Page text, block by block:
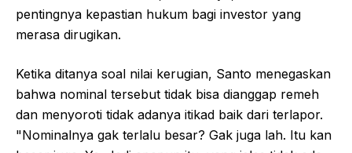
pentingnya kepastian hukum bagi investor yang
merasa dirugikan.
Ketika ditanya soal nilai kerugian, Santo menegaskan
bahwa nominal tersebut tidak bisa dianggap remeh
dan menyoroti tidak adanya itikad baik dari terlapor.
"Nominalnya gak terlalu besar? Gak juga lah. Itu kan